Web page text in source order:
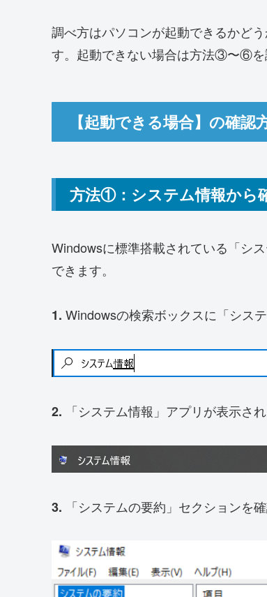
調べ方はパソコンが起動できるかど
す。起動できない場合は方法③〜⑥を
【起動できる場合】の確認
方法①：システム情報から
Windowsに標準搭載されている「シ
できます。
1. Windowsの検索ボックスに「シス
2. 「システム情報」アプリが表示さ
3. 「システムの要約」セクションを